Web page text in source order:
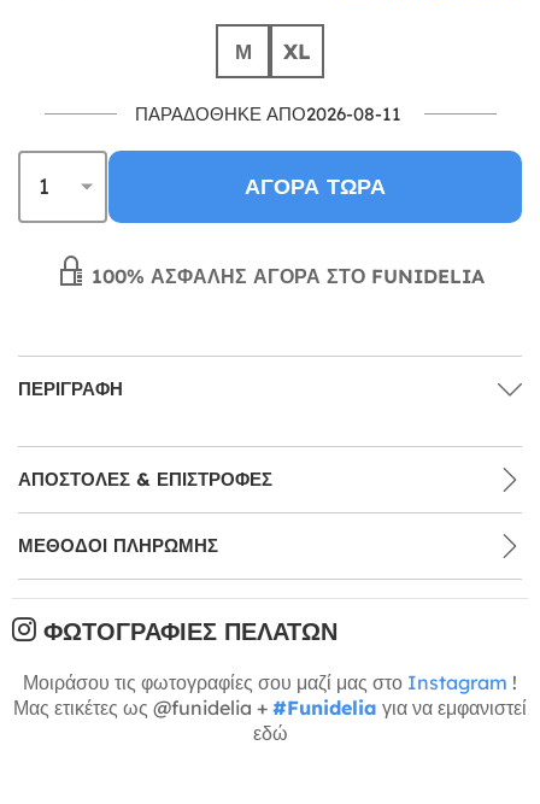
Μ XL
ΠΑΡΑΔΌΘΗΚΕ ΑΠΌ2026-08-11
ΑΓΟΡΆ ΤΏΡΑ
100% ΑΣΦΑΛΉΣ ΑΓΟΡΆ ΣΤΟ FUNIDELIA
ΠΕΡΙΓΡΑΦΉ
ΑΠΟΣΤΟΛΈΣ & ΕΠΙΣΤΡΟΦΈΣ
ΜΕΘΌΔΟΙ ΠΛΗΡΩΜΉΣ
ΦΩΤΟΓΡΑΦΊΕΣ ΠΕΛΑΤΏΝ
Μοιράσου τις φωτογραφίες σου μαζί μας στο Instagram !
Μας ετικέτες ως @funidelia + #Funidelia για να εμφανιστεί
εδώ